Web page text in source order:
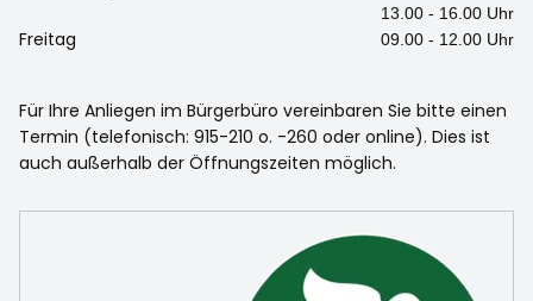
13.00 - 16.00 Uhr
Freitag 09.00 - 12.00 Uhr
Für Ihre Anliegen im Bürgerbüro vereinbaren Sie bitte einen
Termin (telefonisch: 915-210 o. -260 oder online). Dies ist
auch außerhalb der Öffnungszeiten möglich.